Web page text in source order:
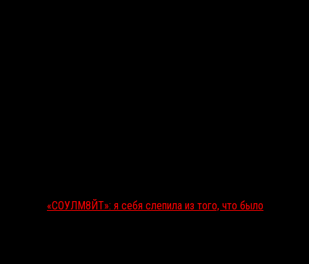
«СОУЛМ8ЙТ»: я себя слепила из того, что было